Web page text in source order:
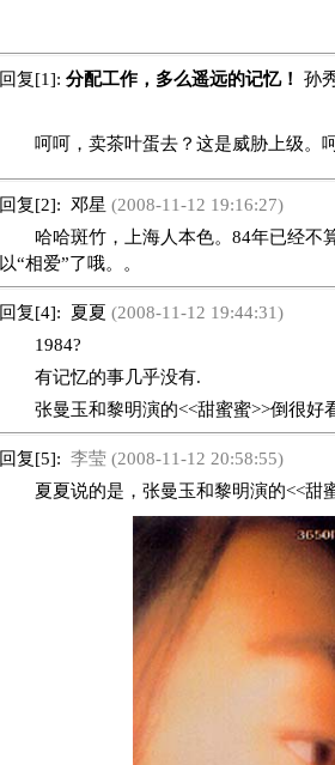
回复[1]: 分配工作，多么遥远的记忆！ 孙
呵呵，卖茶叶蛋去？这是威胁上级。
回复[2]: 邓星 (2008-11-12 19:16:27)
哈哈斑竹，上海人本色。84年已经不
以“相爱”了哦。。
回复[4]: 夏夏 (2008-11-12 19:44:31)
1984?
有记忆的事几乎没有.
张曼玉和黎明演的<<甜蜜蜜>>倒很好
回复[5]: 李莹 (2008-11-12 20:58:55)
夏夏说的是，张曼玉和黎明演的<<甜